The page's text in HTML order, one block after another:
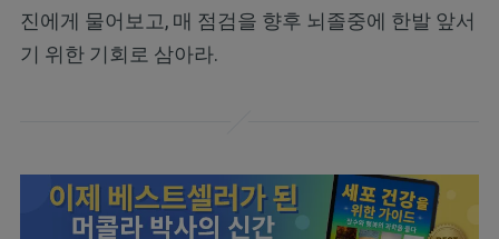
진에게 물어보고, 매 점검을 향후 뇌졸중에 한발 앞서
기 위한 기회로 삼아라.